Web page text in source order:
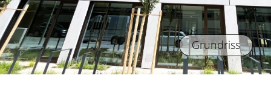
Grundriss